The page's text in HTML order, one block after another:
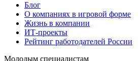
Блог
О компаниях в игровой форме
Жизнь в компании
ИТ-проекты
Рейтинг работодателей России
Молодым специалистам